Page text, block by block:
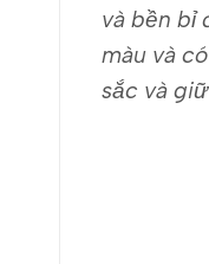
và bền bỉ
màu và
sắc và